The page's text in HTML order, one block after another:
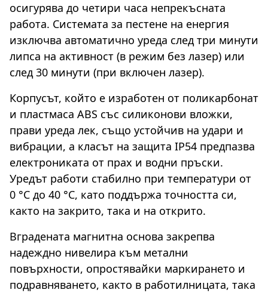
осигурява до четири часа непрекъсната
работа. Системата за пестене на енергия
изключва автоматично уреда след три минути
липса на активност (в режим без лазер) или
след 30 минути (при включен лазер).
Корпусът, който е изработен от поликарбонат
и пластмаса ABS със силиконови вложки,
прави уреда лек, също устойчив на удари и
вибрации, а класът на защита IP54 предпазва
електрониката от прах и водни пръски.
Уредът работи стабилно при температури от
0 °C до 40 °C, като поддържа точността си,
както на закрито, така и на открито.
Вградената магнитна основа закрепва
надеждно нивелира към метални
повърхности, опростявайки маркирането и
подравняването, както в работилницата, така